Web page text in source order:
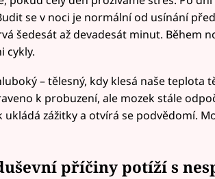
se v noci je normální od usínání
šedesát až devadesát minut. Během
cykly.
– tělesný, kdy klesá naše teplota
k probuzení, ale mozek stále
ukládá zážitky a otvírá se podvědomí.
příčiny potíží s